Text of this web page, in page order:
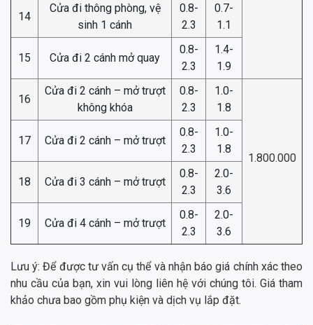
14
Cửa đi thông phòng, vệ
sinh 1 cánh
0.8-
2.3
0.7-
1.1
15 Cửa đi 2 cánh mở quay
0.8-
2.3
1.4-
1.9
16
Cửa đi 2 cánh – mở trượt
không khóa
0.8-
2.3
1.0-
1.8
1.800.000
17 Cửa đi 2 cánh – mở trượt
0.8-
2.3
1.0-
1.8
18 Cửa đi 3 cánh – mở trượt
0.8-
2.3
2.0-
3.6
19 Cửa đi 4 cánh – mở trượt
0.8-
2.3
2.0-
3.6
Lưu ý: Để được tư vấn cụ thể và nhận báo giá chính xác theo
nhu cầu của bạn, xin vui lòng liên hệ với chúng tôi. Giá tham
khảo chưa bao gồm phụ kiện và dịch vụ lắp đặt.